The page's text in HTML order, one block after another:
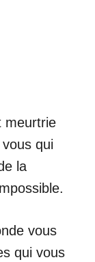
meurtrie
vous qui
la
vous
qui vous